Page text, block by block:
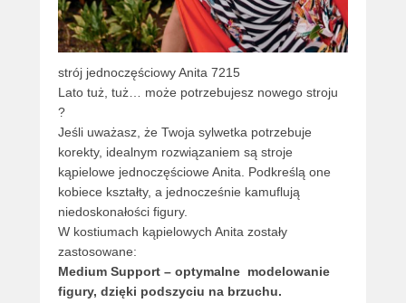
strój jednoczęściowy Anita 7215
Lato tuż, tuż… może potrzebujesz nowego stroju
?
Jeśli uważasz, że Twoja sylwetka potrzebuje
korekty, idealnym rozwiązaniem są stroje
kąpielowe jednoczęściowe Anita. Podkreślą one
kobiece kształty, a jednocześnie kamuflują
niedoskonałości figury.
W kostiumach kąpielowych Anita zostały
zastosowane:
Medium Support – optymalne modelowanie
figury, dzięki podszyciu na brzuchu.